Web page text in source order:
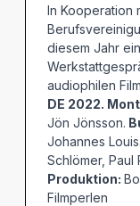
In Kooperation
diesem Jahr
audiophilen
DE 2022.
Jön Jönsson.
Johannes Louis.
Schlömer, Paul
Produktion:
Filmperlen